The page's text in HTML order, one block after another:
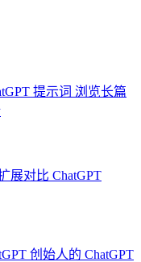
提示词 浏览长篇
展对比 ChatGPT
创始人的 ChatGPT